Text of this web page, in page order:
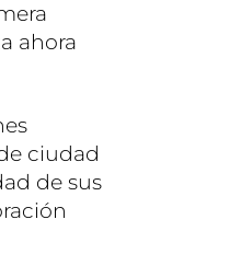
ahora
ciudad
de sus